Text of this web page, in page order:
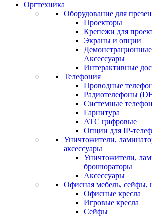
Оргтехника
Оборудование для
Проекторы
Крепежи для
Экраны и опции
Аксессуары
Интерактивные
Телефония
Проводные
Радиотелефоны
Системные
Гарнитура
АТС цифровые
Опции для IP-
Уничтожители,
аксессуары
Уничтожители,
брошюраторы
Аксессуары
Офисная мебель, сейфы,
Офисные кресла
Игровые кресла
Сейфы